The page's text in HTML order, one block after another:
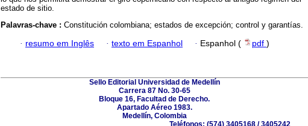
estado de sitio.
Palavras-chave : Constitución colombiana; estados de excepción; control y garantías.
· resumo em Inglês · texto em Espanhol · Espanhol ( pdf )
Sello Editorial Universidad de Medellín
Carrera 87 No. 30-65
Bloque 16, Facultad de Derecho.
Apartado Aéreo 1983.
Medellín, Colombia
Teléfonos: (574) 3405168 / 3405242